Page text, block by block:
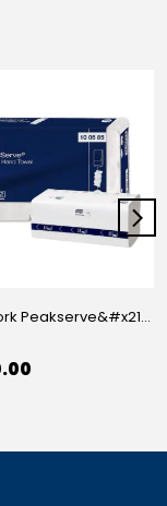
100585 Tork Peakserve&#x2122; Sürekli Havlu 410*12